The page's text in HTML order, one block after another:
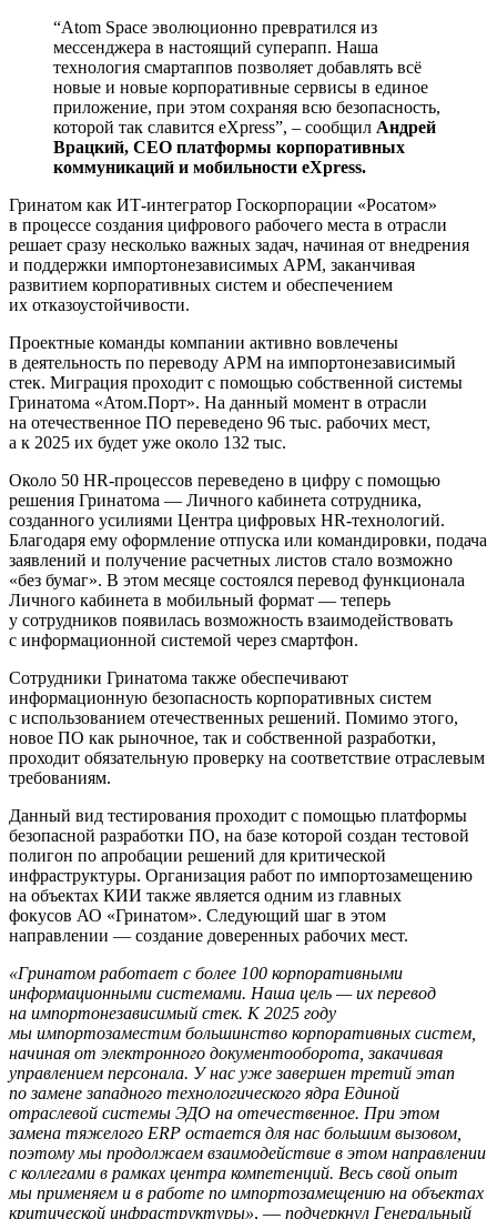
“Atom Space эволюционно превратился из
мессенджера в настоящий суперапп. Наша
технология смартаппов позволяет добавлять всё
новые и новые корпоративные сервисы в единое
приложение, при этом сохраняя всю безопасность,
которой так славится eXpress”, – сообщил Андрей
Врацкий, CEO платформы корпоративных
коммуникаций и мобильности eXpress.
Гринатом как ИТ-интегратор Госкорпорации «Росатом»
в процессе создания цифрового рабочего места в отрасли
решает сразу несколько важных задач, начиная от внедрения
и поддержки импортонезависимых АРМ, заканчивая
развитием корпоративных систем и обеспечением
их отказоустойчивости.
Проектные команды компании активно вовлечены
в деятельность по переводу АРМ на импортонезависимый
стек. Миграция проходит с помощью собственной системы
Гринатома «Атом.Порт». На данный момент в отрасли
на отечественное ПО переведено 96 тыс. рабочих мест,
а к 2025 их будет уже около 132 тыс.
Около 50 HR-процессов переведено в цифру с помощью
решения Гринатома — Личного кабинета сотрудника,
созданного усилиями Центра цифровых HR-технологий.
Благодаря ему оформление отпуска или командировки, подача
заявлений и получение расчетных листов стало возможно
«без бумаг». В этом месяце состоялся перевод функционала
Личного кабинета в мобильный формат — теперь
у сотрудников появилась возможность взаимодействовать
с информационной системой через смартфон.
Сотрудники Гринатома также обеспечивают
информационную безопасность корпоративных систем
с использованием отечественных решений. Помимо этого,
новое ПО как рыночное, так и собственной разработки,
проходит обязательную проверку на соответствие отраслевым
требованиям.
Данный вид тестирования проходит с помощью платформы
безопасной разработки ПО, на базе которой создан тестовой
полигон по апробации решений для критической
инфраструктуры. Организация работ по импортозамещению
на объектах КИИ также является одним из главных
фокусов АО «Гринатом». Следующий шаг в этом
направлении — создание доверенных рабочих мест.
«Гринатом работает с более 100 корпоративными
информационными системами. Наша цель — их перевод
на импортонезависимый стек. К 2025 году
мы импортозаместим большинство корпоративных систем,
начиная от электронного документооборота, закачивая
управлением персонала. У нас уже завершен третий этап
по замене западного технологического ядра Единой
отраслевой системы ЭДО на отечественное. При этом
замена тяжелого ERP остается для нас большим вызовом,
поэтому мы продолжаем взаимодействие в этом направлении
с коллегами в рамках центра компетенций. Весь свой опыт
мы применяем и в работе по импортозамещению на объектах
критической инфраструктуры», — подчеркнул Генеральный